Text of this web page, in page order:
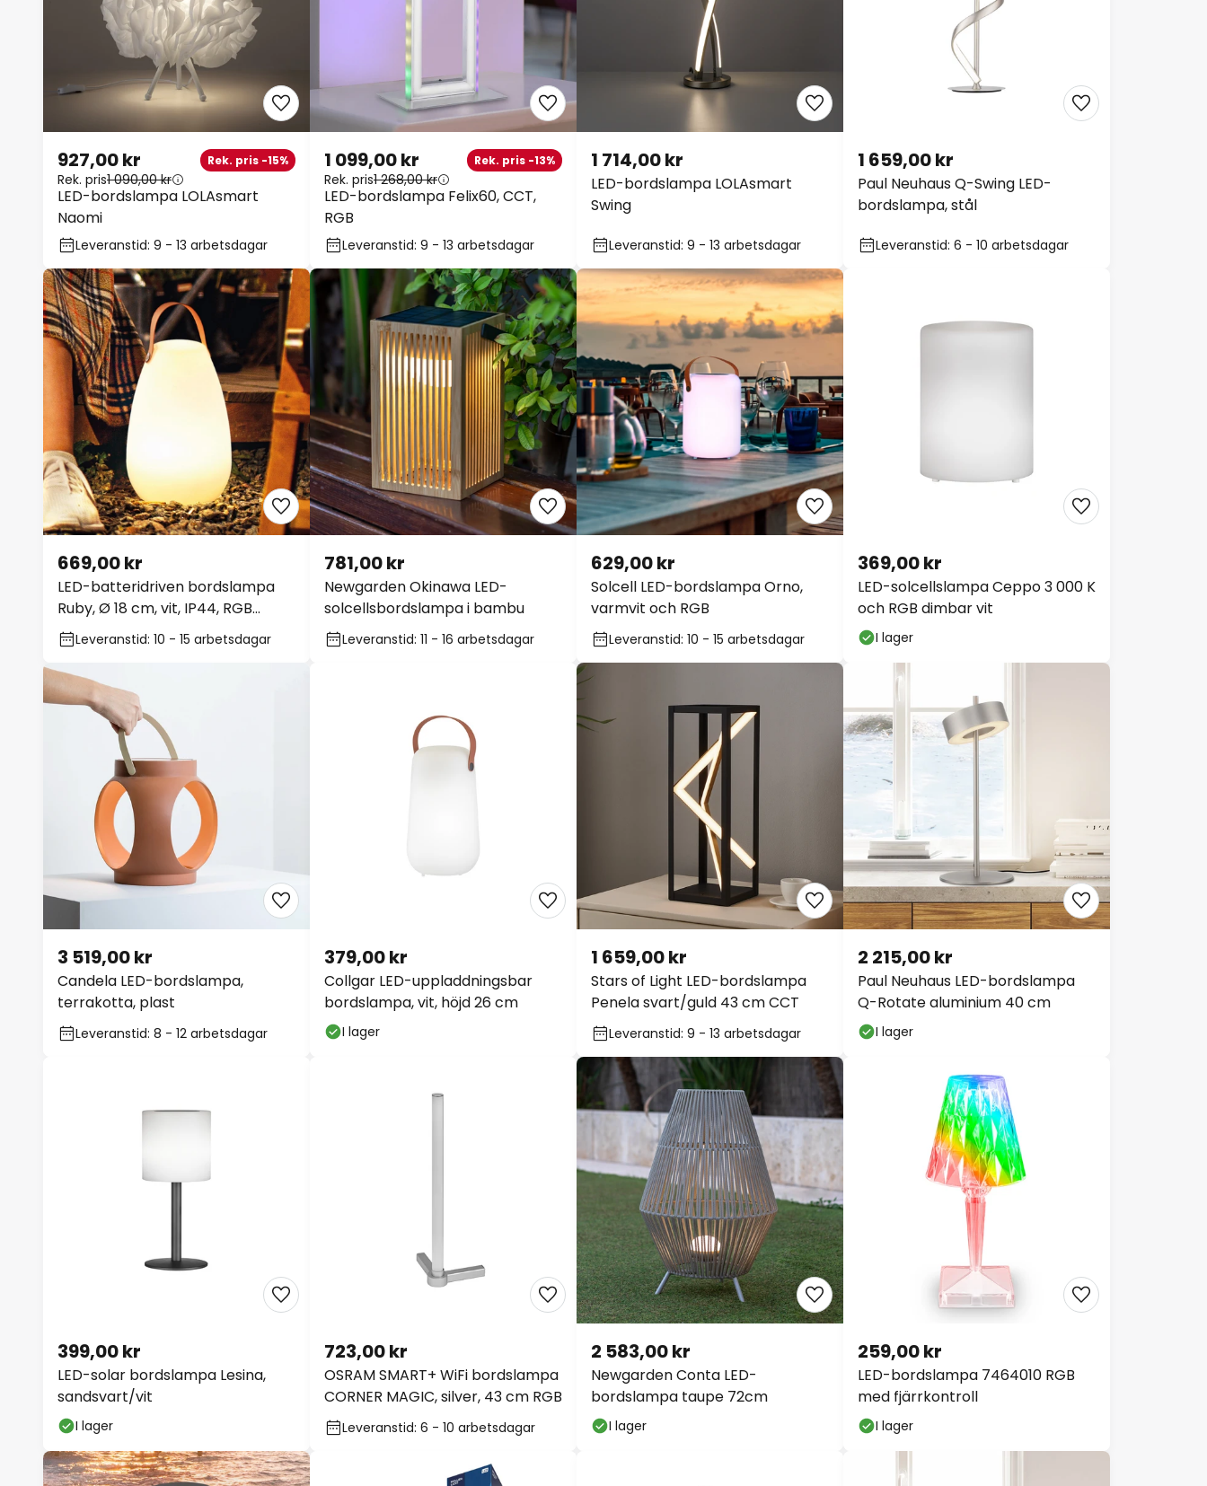
LED-bordslampa LOLAsmart
Naomi
927,00 kr Rek. pris -15%
Rek. pris1 090,00 kr
Leveranstid: 9 - 13 arbetsdagar
LED-bordslampa Felix60, CCT,
RGB
1 099,00 kr Rek. pris -13%
Rek. pris1 268,00 kr
Leveranstid: 9 - 13 arbetsdagar
LED-bordslampa LOLAsmart
Swing
1 714,00 kr
Leveranstid: 9 - 13 arbetsdagar
Paul Neuhaus Q-Swing LED-
bordslampa, stål
1 659,00 kr
Leveranstid: 6 - 10 arbetsdagar
LED-batteridriven bordslampa
Ruby, Ø 18 cm, vit, IP44, RGB
dimbar
669,00 kr
Leveranstid: 10 - 15 arbetsdagar
Newgarden Okinawa LED-
solcellsbordslampa i bambu
781,00 kr
Leveranstid: 11 - 16 arbetsdagar
Solcell LED-bordslampa Orno,
varmvit och RGB
629,00 kr
Leveranstid: 10 - 15 arbetsdagar
LED-solcellslampa Ceppo 3 000 K
och RGB dimbar vit
369,00 kr
I lager
Candela LED-bordslampa,
terrakotta, plast
3 519,00 kr
Leveranstid: 8 - 12 arbetsdagar
Collgar LED-uppladdningsbar
bordslampa, vit, höjd 26 cm
379,00 kr
I lager
Stars of Light LED-bordslampa
Penela svart/guld 43 cm CCT
1 659,00 kr
Leveranstid: 9 - 13 arbetsdagar
Paul Neuhaus LED-bordslampa
Q-Rotate aluminium 40 cm
2 215,00 kr
I lager
LED-solar bordslampa Lesina,
sandsvart/vit
399,00 kr
I lager
OSRAM SMART+ WiFi bordslampa
CORNER MAGIC, silver, 43 cm RGB
723,00 kr
Leveranstid: 6 - 10 arbetsdagar
Newgarden Conta LED-
bordslampa taupe 72cm
2 583,00 kr
I lager
LED-bordslampa 7464010 RGB
med fjärrkontroll
259,00 kr
I lager